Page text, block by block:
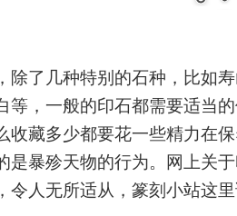
除了几种特别的石种，比如
等，一般的印石都需要适当
收藏多少都要花一些精力在
是暴殄天物的行为。网上关
令人无所适从，篆刻小站这